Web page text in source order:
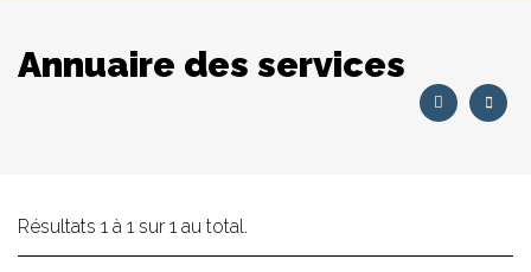
Annuaire des services
Résultats 1 à 1 sur 1 au total.